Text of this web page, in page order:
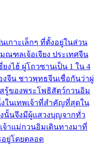
เกาะเล็กๆ ที่ตั้งอยู่ในส่วน
ณฑลเจ้อเจียง ประเทศจีน
งไฮ้ ผู่โถวซานเป็น 1 ใน 4
จีน ชาวพุทธจีนเชื่อกันว่าผู่
รู้ของพระโพธิสัตว์กวนอิม
ในเทพเจ้าที่สำคัญที่สุดใน
นั้นจึงมีผู้แสวงบุญจากทั่ว
จ้าแม่กวนอิมเดินทางมาที่
อยู่โดยตลอด